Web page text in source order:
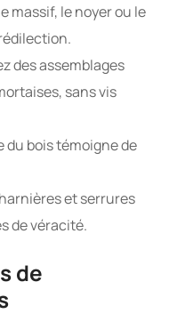
massif, le noyer ou le
des assemblages
sans vis
du bois témoigne de
et serrures
de véracité.
de